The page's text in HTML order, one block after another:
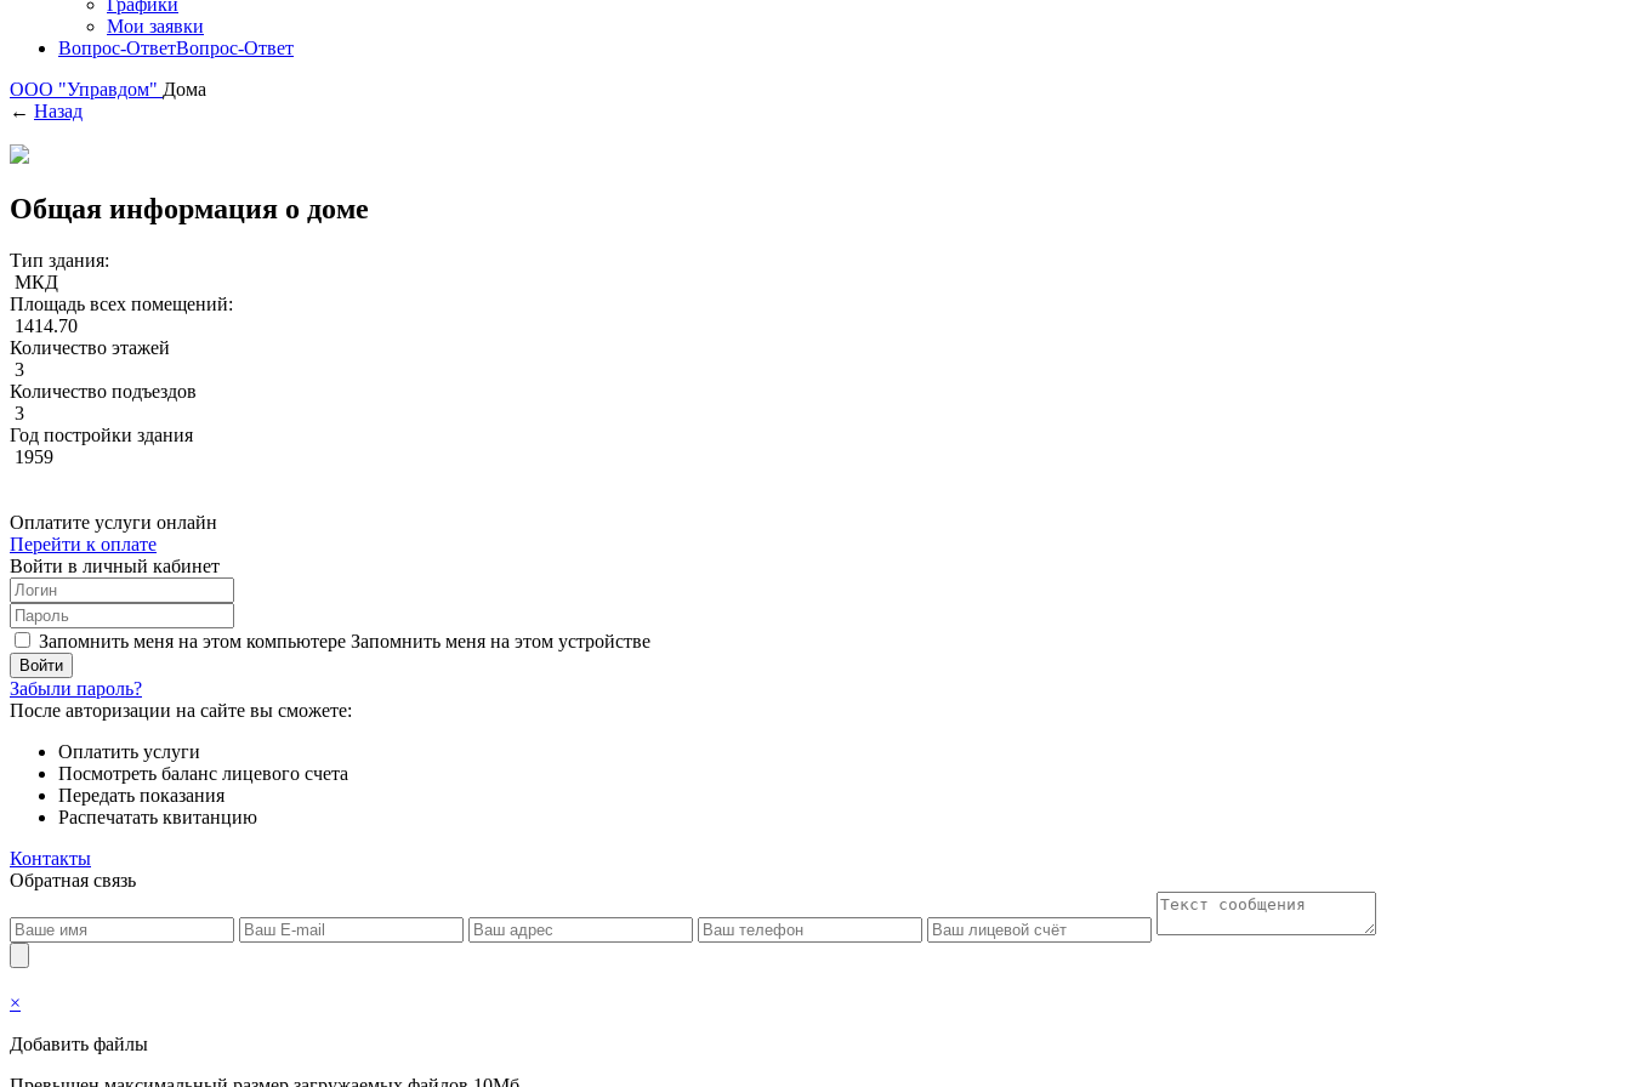
Мои заявки
Вопрос-ОтветВопрос-Ответ
ООО "Управдом" Дома
← Назад
Общая информация о доме
Тип здания:
МКД
Площадь всех помещений:
1414.70
Количество этажей
3
Количество подъездов
3
Год постройки здания
1959
Оплатите услуги онлайн
Перейти к оплате
Войти в личный кабинет
Запомнить меня на этом компьютере Запомнить меня на этом устройстве
Забыли пароль?
После авторизации на сайте вы сможете:
Оплатить услуги
Посмотреть баланс лицевого счета
Передать показания
Распечатать квитанцию
Контакты
Обратная связь
×
Добавить файлы